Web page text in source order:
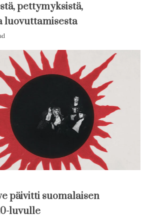
pettymyksistä,
luovuttamisesta
päivitti suomalaisen
luvulle